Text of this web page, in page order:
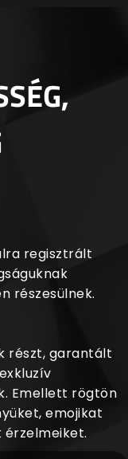
regisztrált
részesülnek.
részt, garantált
Emellett rögtön
emojikat
érzelmeiket.